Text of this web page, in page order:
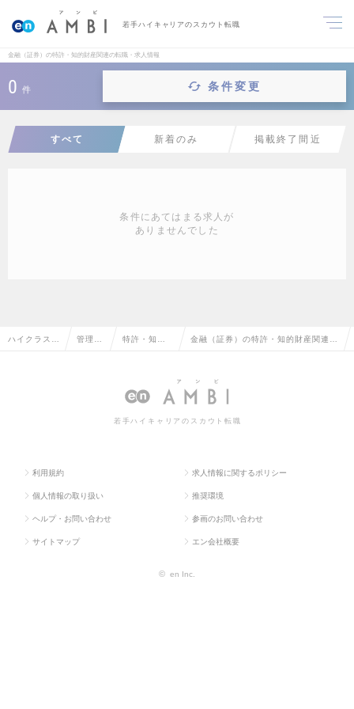
若手ハイキャリアのスカウト転職
金融（証券）の特許・知的財産関連の転職・求人情報
0 件 条件変更
すべて 新着のみ 掲載終了間近
条件にあてはまる求人が
ありませんでした
ハイクラス求 管理部 特許・知的 金融（証券）の特許・知的財産関連の
若手ハイキャリアのスカウト転職
利用規約 求人情報に関するポリシー
個人情報の取り扱い 推奨環境
ヘルプ・お問い合わせ 参画のお問い合わせ
サイトマップ エン会社概要
© en Inc.